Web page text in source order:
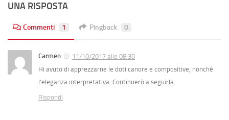
UNA RISPOSTA
Commenti 1 Pingback 0
Carmen
11/10/2017 alle 08:30
Hi avuto di apprezzarne le doti canore e compositive, nonché
l’eleganza interpretativa. Continuerò a seguirla.
Rispondi